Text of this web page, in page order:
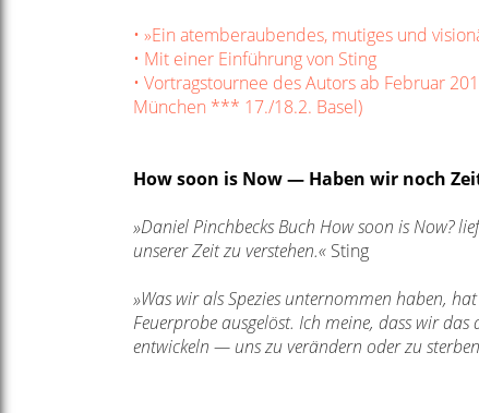
• »Ein atemberaubendes, mutiges und
• Mit einer Einführung von Sting
• Vortragstournee des Autors ab Februar
München *** 17./18.2. Basel)
How soon is Now — Haben wir noch
»Daniel Pinchbecks Buch How soon is Now?
unserer Zeit zu verstehen.« Sting
»Was wir als Spezies unternommen haben,
Feuerprobe ausgelöst. Ich meine, dass wir
entwickeln — uns zu verändern oder zu